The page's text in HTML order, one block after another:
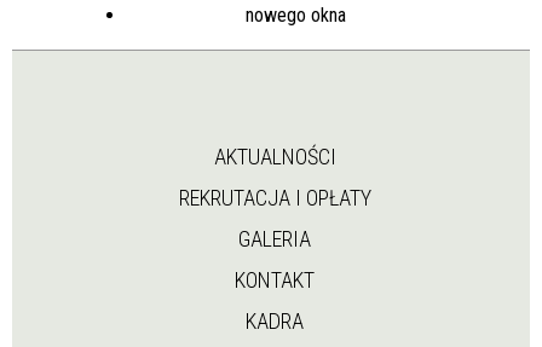
AKTUALNOŚCI
REKRUTACJA I OPŁATY
GALERIA
KONTAKT
KADRA